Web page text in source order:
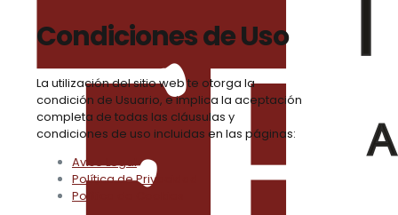
Condiciones de Uso
La utilización del sitio web te otorga la
condición de Usuario, e implica la aceptación
completa de todas las cláusulas y
condiciones de uso incluidas en las páginas:
Aviso Legal
Política de Privacidad
Política de Cookies